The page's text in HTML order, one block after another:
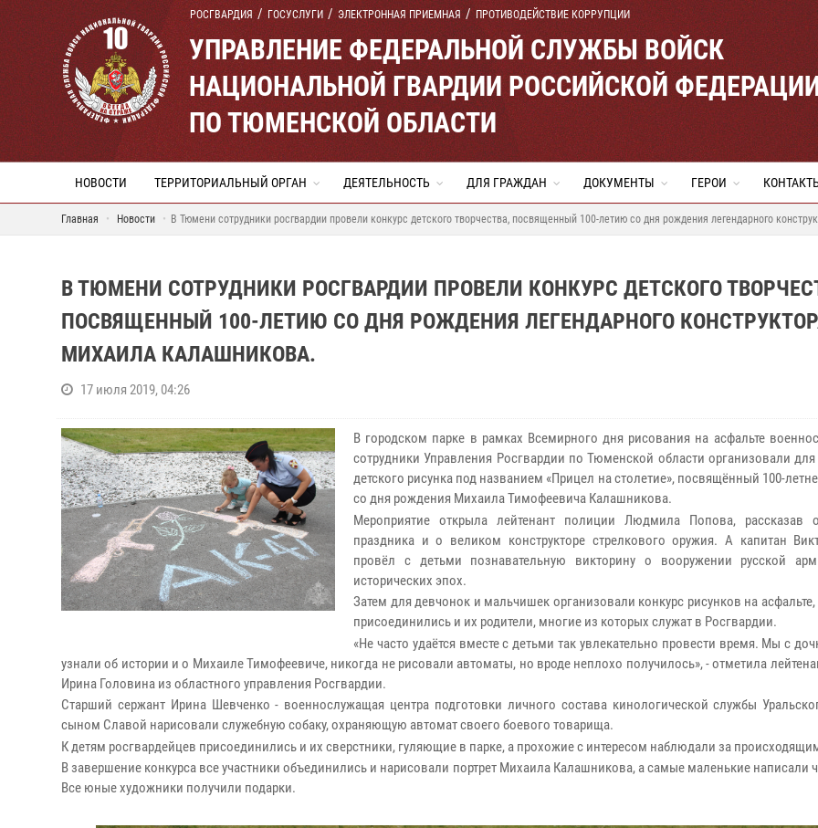
РОСГВАРДИЯ ГОСУСЛУГИ ЭЛЕКТРОННАЯ ПРИЕМНАЯ ПРОТИВОДЕЙСТВИЕ КОРРУПЦИИ
УПРАВЛЕНИЕ ФЕДЕРАЛЬНОЙ СЛУЖБЫ ВОЙСК
НАЦИОНАЛЬНОЙ ГВАРДИИ РОССИЙСКОЙ
ПО ТЮМЕНСКОЙ ОБЛАСТИ
НОВОСТИ ТЕРРИТОРИАЛЬНЫЙ ОРГАН ДЕЯТЕЛЬНОСТЬ ДЛЯ ГРАЖДАН ДОКУМЕНТЫ ГЕРОИ
Главная Новости В Тюмени сотрудники росгвардии провели конкурс детского творчества, посвященный 100-летию со дня рождения легендарного
В ТЮМЕНИ СОТРУДНИКИ РОСГВАРДИИ ПРОВЕЛИ КОНКУРС ДЕТСКОГО
ПОСВЯЩЕННЫЙ 100-ЛЕТИЮ СО ДНЯ РОЖДЕНИЯ ЛЕГЕНДАРНОГО
МИХАИЛА КАЛАШНИКОВА.
17 июля 2019, 04:26
В городском парке в рамках Всемирного дня рисования на асфальте
сотрудники Управления Росгвардии по Тюменской области организовали для
детского рисунка под названием «Прицел на столетие», посвящённый 100-
со дня рождения Михаила Тимофеевича Калашникова.
Мероприятие открыла лейтенант полиции Людмила Попова, рассказав
праздника и о великом конструкторе стрелкового оружия. А капитан
провёл с детьми познавательную викторину о вооружении русской
исторических эпох.
Затем для девчонок и мальчишек организовали конкурс рисунков на
присоединились и их родители, многие из которых служат в Росгвардии.
«Не часто удаётся вместе с детьми так увлекательно провести время. Мы с
узнали об истории и о Михаиле Тимофеевиче, никогда не рисовали автоматы, но вроде неплохо получилось», - отметила
Ирина Головина из областного управления Росгвардии.
Старший сержант Ирина Шевченко - военнослужащая центра подготовки личного состава кинологической службы
сыном Славой нарисовали служебную собаку, охраняющую автомат своего боевого товарища.
К детям росгвардейцев присоединились и их сверстники, гуляющие в парке, а прохожие с интересом наблюдали за
В завершение конкурса все участники объединились и нарисовали портрет Михаила Калашникова, а самые маленькие написали
Все юные художники получили подарки.